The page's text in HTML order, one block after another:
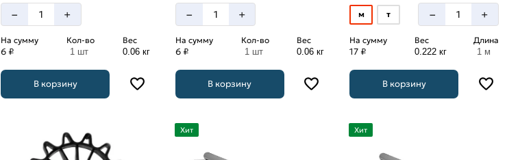
– +
На сумму
6 ₽
Кол-во
1 шт
Вес
0.06 кг
В корзину
– +
На сумму
6 ₽
Кол-во
1 шт
Вес
0.06 кг
В корзину
м т – +
На сумму
17 ₽
Вес
0.222 кг
Длина
1 м
В корзину
Хит Хит